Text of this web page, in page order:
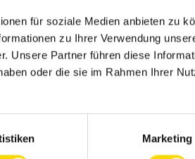
für soziale Medien anbieten zu
zu Ihrer Verwendung
Unsere Partner führen diese
oder die sie im Rahmen Ihrer
Marketing